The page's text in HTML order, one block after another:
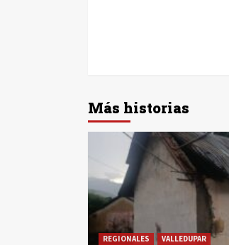
Más historias
REGIONALES VALLEDUPAR